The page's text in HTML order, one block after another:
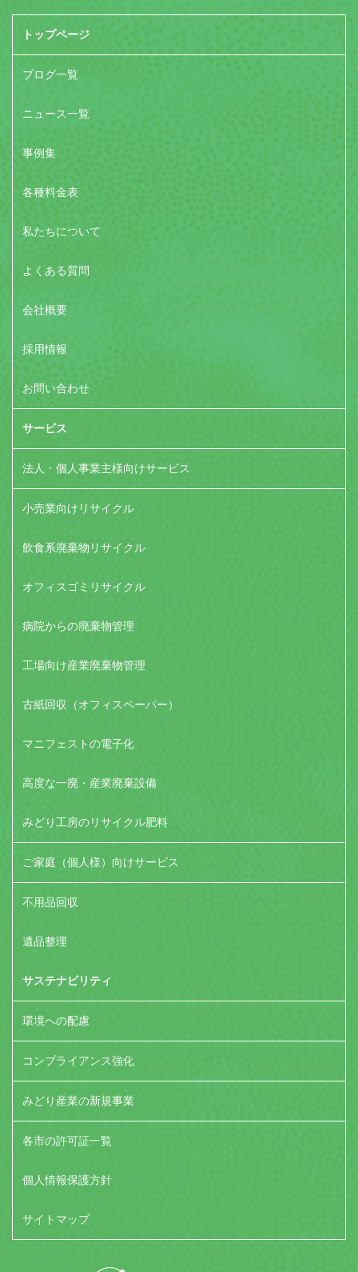
トップページ
ブログ一覧
ニュース一覧
事例集
各種料金表
私たちについて
よくある質問
会社概要
採用情報
お問い合わせ
サービス
法人・個人事業主様向けサービス
小売業向けリサイクル
飲食系廃棄物リサイクル
オフィスゴミリサイクル
病院からの廃棄物管理
工場向け産業廃棄物管理
古紙回収（オフィスペーパー）
マニフェストの電子化
高度な一廃・産業廃棄設備
みどり工房のリサイクル肥料
ご家庭（個人様）向けサービス
不用品回収
遺品整理
サステナビリティ
環境への配慮
コンプライアンス強化
みどり産業の新規事業
各市の許可証一覧
個人情報保護方針
サイトマップ